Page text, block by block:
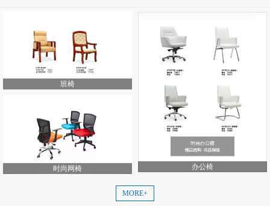
班椅
办公椅
时尚网椅
MORE+